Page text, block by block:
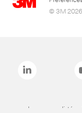
© 3M 2026.
Les marques listées